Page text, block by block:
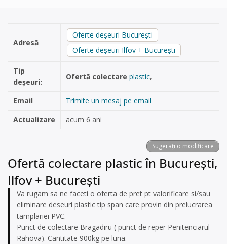
Adresă
Oferte deșeuri București
Oferte deșeuri Ilfov + București
Tip
deșeuri:
Ofertă colectare plastic,
Email
Trimite un mesaj pe email
Actualizare
acum 6 ani
Sugerați o modificare
Ofertă colectare plastic în București,
Ilfov + București
Va rugam sa ne faceti o oferta de pret pt valorificare si/sau
eliminare deseuri plastic tip span care provin din prelucrarea
tamplariei PVC.
Punct de colectare Bragadiru ( punct de reper Penitenciarul
Rahova). Cantitate 900kg pe luna.